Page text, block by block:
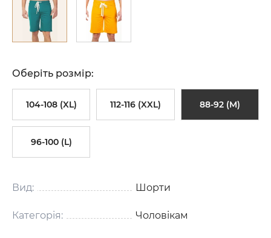
Оберіть розмір:
104-108 (XL) 112-116 (XXL) 88-92 (M)
96-100 (L)
Вид: Шорти
Категорія: Чоловікам